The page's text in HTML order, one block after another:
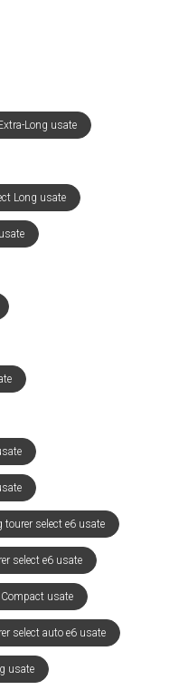
Long usate
Long usate
tourer select e6 usate
select e6 usate
usate
select auto e6 usate
usate